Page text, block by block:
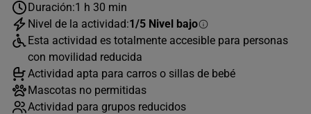
Duración:1 h 30 min
Nivel de la actividad:1/5 Nivel bajo
Esta actividad es totalmente accesible para personas
con movilidad reducida
Actividad apta para carros o sillas de bebé
Mascotas no permitidas
Actividad para grupos reducidos